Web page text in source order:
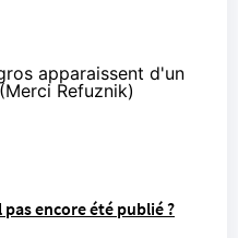
apparaissent d'un
Refuznik)
encore été publié ?